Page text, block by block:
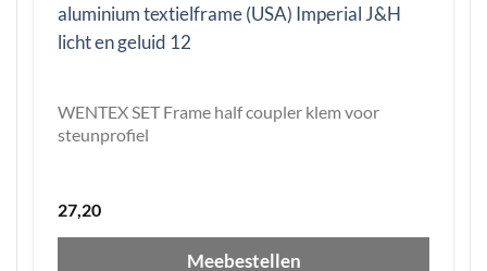
WENTEX SET Frame half coupler klem voor
steunprofiel
27,20
Meebestellen